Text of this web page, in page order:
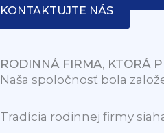
KONTAKTUJTE NÁS
RODINNÁ FIRMA, KTORÁ
Naša spoločnosť bola
Tradícia rodinnej firmy